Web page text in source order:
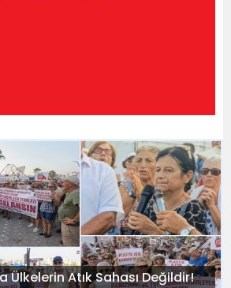
Ülkelerin Atık Sahası Değildir!